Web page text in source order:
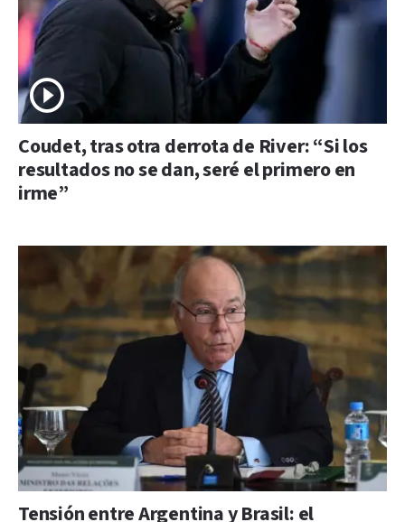
Coudet, tras otra derrota de River: “Si los
resultados no se dan, seré el primero en
irme”
Tensión entre Argentina y Brasil: el